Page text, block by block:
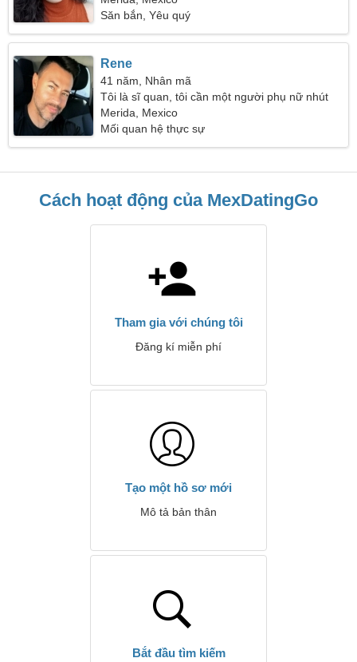
Săn bắn, Yêu quý
Rene
41 năm, Nhân mã
Tôi là sĩ quan, tôi cần một người phụ nữ nhút
nhát
Merida, Mexico
Mối quan hệ thực sự
Cách hoạt động của MexDatingGo
Tham gia với chúng tôi
Đăng kí miễn phí
Tạo một hồ sơ mới
Mô tả bản thân
Bắt đầu tìm kiếm